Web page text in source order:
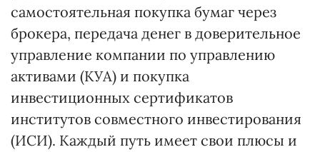
самостоятельная покупка бумаг через
брокера, передача денег в доверительное
управление компании по управлению
активами (КУА) и покупка
инвестиционных сертификатов
институтов совместного инвестирования
(ИСИ). Каждый путь имеет свои плюсы и